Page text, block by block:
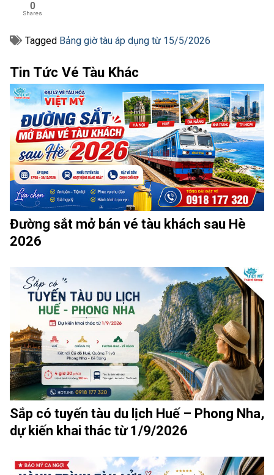
0
Shares
Tagged Bảng giờ tàu áp dụng từ 15/5/2026
Tin Tức Vé Tàu Khác
Đường sắt mở bán vé tàu khách sau Hè
2026
Sắp có tuyến tàu du lịch Huế – Phong Nha,
dự kiến khai thác từ 1/9/2026